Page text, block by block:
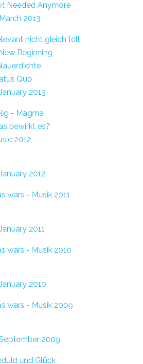
Needed Anymore
March 2013
nicht gleich toll
Beginning
Quo
2013
- Magma
bewirkt es?
2012
2012
wars - Musik 2011
2011
wars - Musik 2010
2010
wars - Musik 2009
2009
und Glück